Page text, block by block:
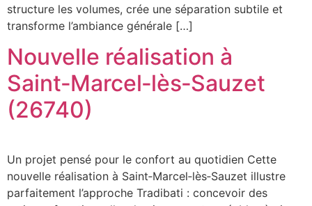
structure les volumes, crée une séparation subtile et
transforme l’ambiance générale […]
Nouvelle réalisation à
Saint‑Marcel‑lès‑Sauzet
(26740)
Un projet pensé pour le confort au quotidien Cette
nouvelle réalisation à Saint‑Marcel‑lès‑Sauzet illustre
parfaitement l’approche Tradibati : concevoir des